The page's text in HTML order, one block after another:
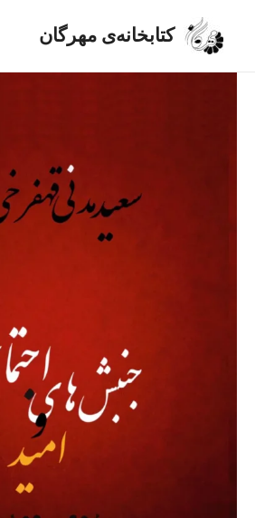
کتابخانه‌ی مهرگان